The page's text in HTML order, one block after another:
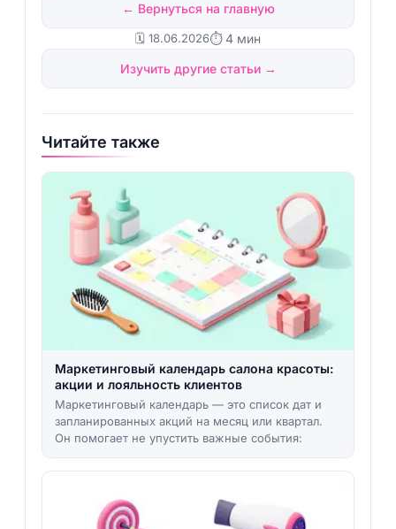
← Вернуться на главную
🗓️ 18.06.2026⏱ 4 мин
Изучить другие статьи →
Читайте также
Маркетинговый календарь салона красоты:
акции и лояльность клиентов
Маркетинговый календарь — это список дат и
запланированных акций на месяц или квартал.
Он помогает не упустить важные события: